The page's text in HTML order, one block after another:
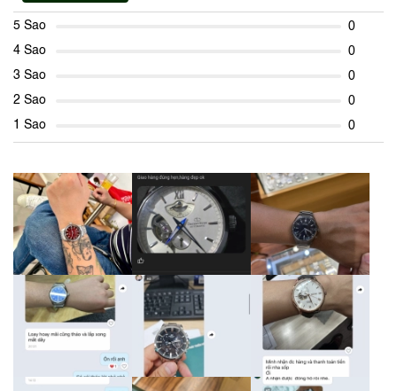
5 Sao
0
4 Sao
0
3 Sao
0
2 Sao
0
1 Sao
0